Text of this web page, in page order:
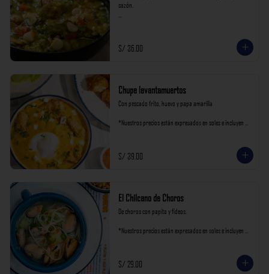
sazón.
S/ 36.00
Chupe levantamuertos
Con pescado frito, huevo y papa amarilla
*Nuestros precios están expresados en soles e incluyen
S/ 39.00
El Chilcano de Choros
De choros con papita y fideos.
*Nuestros precios están expresados en soles e incluyen
S/ 29.00